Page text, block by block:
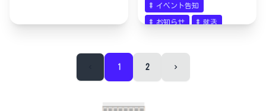
# イベント告知
# お知らせ # 就活
1 2